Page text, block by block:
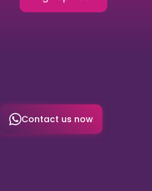
Contact us now